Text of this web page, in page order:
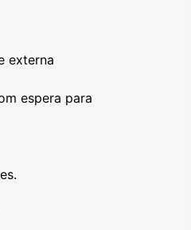
externa
espera para